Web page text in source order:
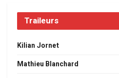
Traileurs
Kilian Jornet
Mathieu Blanchard